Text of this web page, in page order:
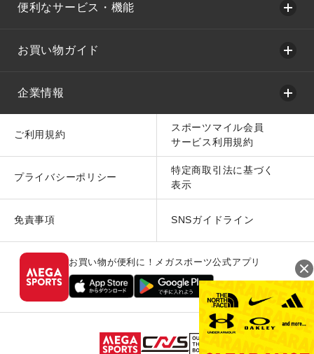
便利なサービス・機能
お買い物ガイド
企業情報
ご利用規約
スポーツマイル会員
サービス利用規約
プライバシーポリシー
特定商取引法に基づく
表示
免責事項 SNSガイドライン
お買い物が便利に！メガスポーツ公式アプリ